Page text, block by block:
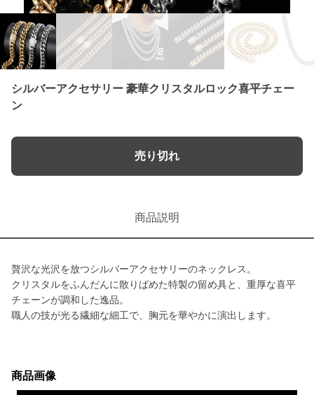
シルバーアクセサリー 豪華クリスタルロック喜平チェー
ン
売り切れ
商品説明
贅沢な光沢を放つシルバーアクセサリーのネックレス。
クリスタルをふんだんに散りばめた特製の留め具と、重厚な喜平
チェーンが調和した逸品。
職人の技が光る繊細な細工で、胸元を華やかに演出します。
商品画像